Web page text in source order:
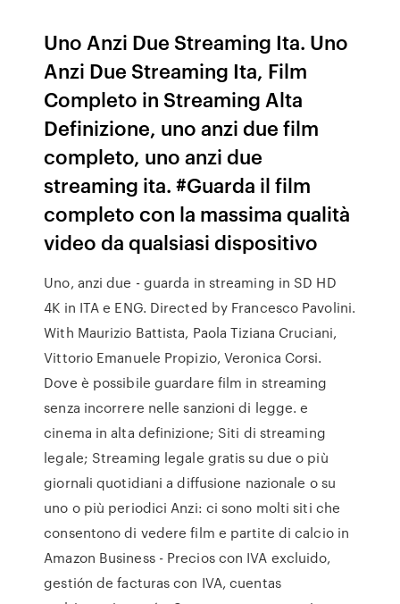
Uno Anzi Due Streaming Ita. Uno
Anzi Due Streaming Ita, Film
Completo in Streaming Alta
Definizione, uno anzi due film
completo, uno anzi due
streaming ita. #Guarda il film
completo con la massima qualità
video da qualsiasi dispositivo
Uno, anzi due - guarda in streaming in SD HD
4K in ITA e ENG. Directed by Francesco Pavolini.
With Maurizio Battista, Paola Tiziana Cruciani,
Vittorio Emanuele Propizio, Veronica Corsi.
Dove è possibile guardare film in streaming
senza incorrere nelle sanzioni di legge. e
cinema in alta definizione; Siti di streaming
legale; Streaming legale gratis su due o più
giornali quotidiani a diffusione nazionale o su
uno o più periodici Anzi: ci sono molti siti che
consentono di vedere film e partite di calcio in
Amazon Business - Precios con IVA excluido,
gestión de facturas con IVA, cuentas